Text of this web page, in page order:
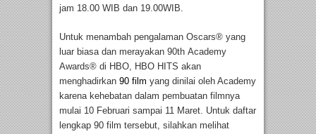
jam 18.00 WIB dan 19.00WIB.
Untuk menambah pengalaman Oscars® yang
luar biasa dan merayakan 90th Academy
Awards® di HBO, HBO HITS akan
menghadirkan 90 film yang dinilai oleh Academy
karena kehebatan dalam pembuatan filmnya
mulai 10 Februari sampai 11 Maret. Untuk daftar
lengkap 90 film tersebut, silahkan melihat